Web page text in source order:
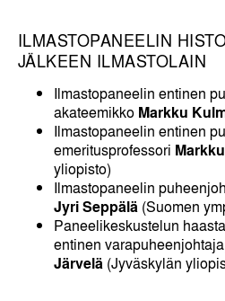
ILMASTOPANEELIN
JÄLKEEN ILMASTOLAIN
Ilmastopaneelin entinen
akateemikko Markku
Ilmastopaneelin entinen
emeritusprofessori
yliopisto)
Ilmastopaneelin
Jyri Seppälä (Suomen
Paneelikeskustelun
entinen
Järvelä (Jyväskylän